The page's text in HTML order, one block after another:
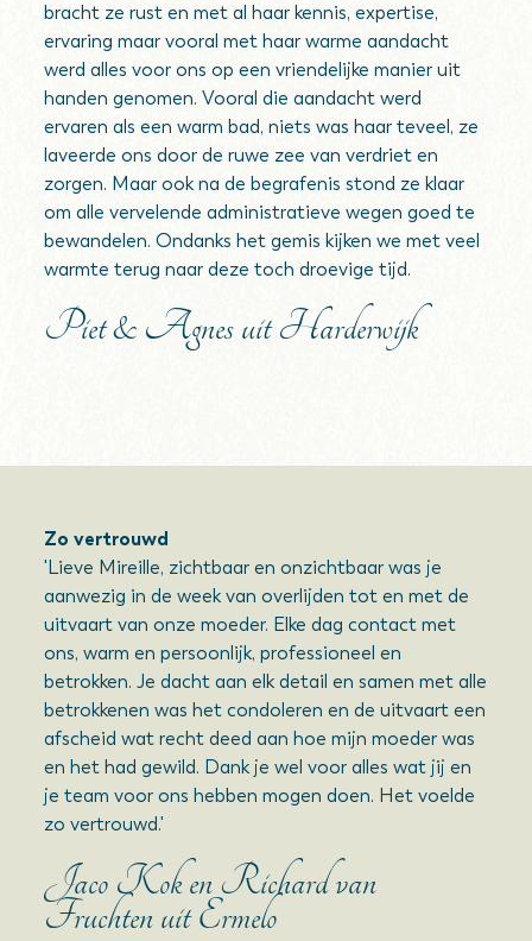
bracht ze rust en met al haar kennis, expertise,
ervaring maar vooral met haar warme aandacht
werd alles voor ons op een vriendelijke manier uit
handen genomen. Vooral die aandacht werd
ervaren als een warm bad, niets was haar teveel, ze
laveerde ons door de ruwe zee van verdriet en
zorgen. Maar ook na de begrafenis stond ze klaar
om alle vervelende administratieve wegen goed te
bewandelen. Ondanks het gemis kijken we met veel
warmte terug naar deze toch droevige tijd.
Piet & Agnes uit Harderwijk
Zo vertrouwd
'Lieve Mireille, zichtbaar en onzichtbaar was je
aanwezig in de week van overlijden tot en met de
uitvaart van onze moeder. Elke dag contact met
ons, warm en persoonlijk, professioneel en
betrokken. Je dacht aan elk detail en samen met alle
betrokkenen was het condoleren en de uitvaart een
afscheid wat recht deed aan hoe mijn moeder was
en het had gewild. Dank je wel voor alles wat jij en
je team voor ons hebben mogen doen. Het voelde
zo vertrouwd.'
Jaco Kok en Richard van
Fruchten uit Ermelo